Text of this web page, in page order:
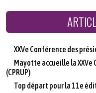
XXVe Conférence des
Mayotte accueille la XXVe
(CPRUP)
Top départ pour la 11e